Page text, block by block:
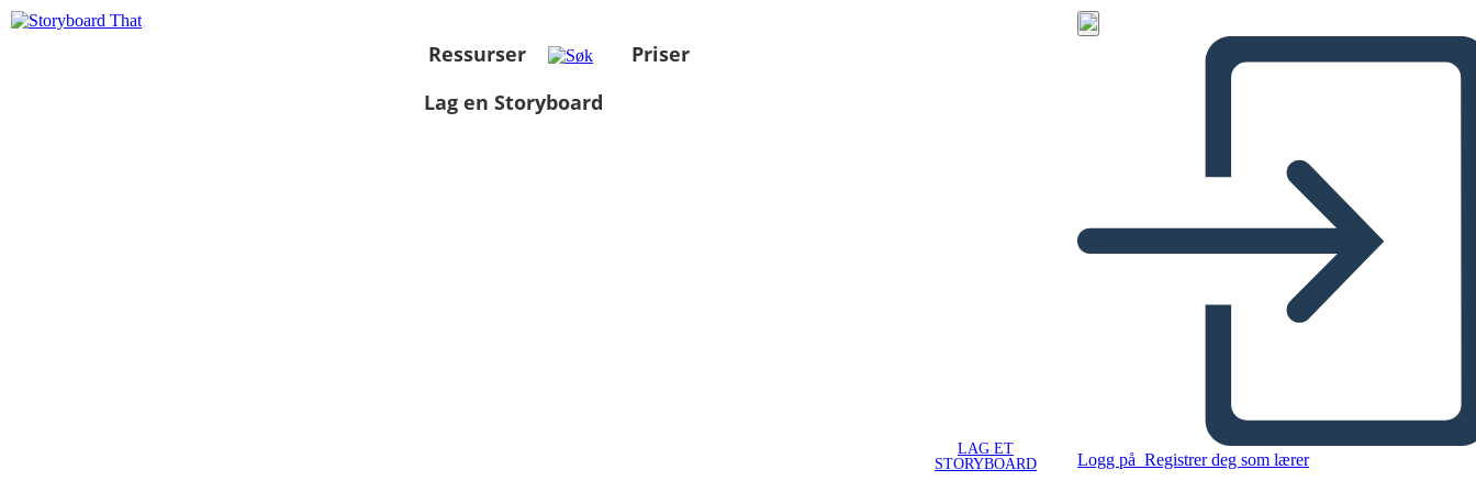
Ressurser
Priser
Lag en Storyboard
LAG ET
STORYBOARD
Logg på Registrer deg som lærer